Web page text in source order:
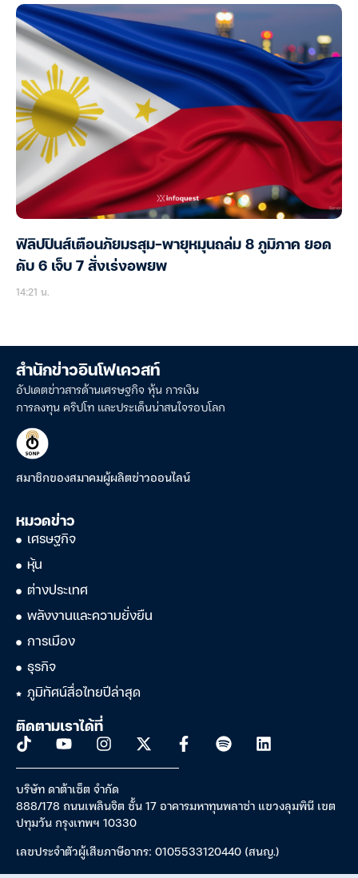
ฟิลิปปินส์เตือนภัยมรสุม-พายุหมุนถล่ม 8 ภูมิภาค ยอด
ดับ 6 เจ็บ 7 สั่งเร่งอพยพ
14:21 น.
สำนักข่าวอินโฟเควสท์
อัปเดตข่าวสารด้านเศรษฐกิจ หุ้น การเงิน
การลงทุน คริปโท และประเด็นน่าสนใจรอบโลก
สมาชิกของสมาคมผู้ผลิตข่าวออนไลน์
หมวดข่าว
เศรษฐกิจ
หุ้น
ต่างประเทศ
พลังงานและความยั่งยืน
การเมือง
ธุรกิจ
ภูมิทัศน์สื่อไทยปีล่าสุด
ติดตามเราได้ที่
บริษัท ดาต้าเซ็ต จำกัด
888/178 ถนนเพลินจิต ชั้น 17 อาคารมหาทุนพลาซ่า แขวงลุมพินี เขต
ปทุมวัน กรุงเทพฯ 10330
เลขประจำตัวผู้เสียภาษีอากร: 0105533120440 (สนญ.)